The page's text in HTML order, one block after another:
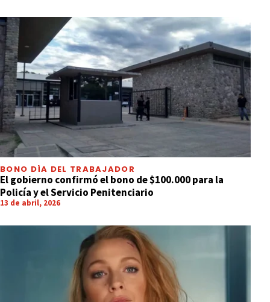
BONO DÍA DEL TRABAJADOR
El gobierno confirmó el bono de $100.000 para la
Policía y el Servicio Penitenciario
13 de abril, 2026